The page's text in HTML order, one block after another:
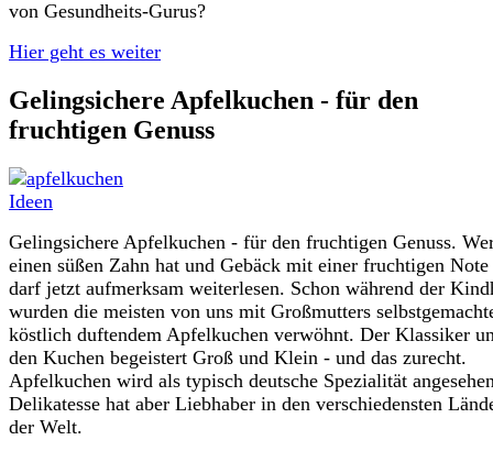
von Gesundheits-Gurus?
Hier geht es weiter
Gelingsichere Apfelkuchen - für den
fruchtigen Genuss
Gelingsichere Apfelkuchen - für den fruchtigen Genuss.
einen süßen Zahn hat und Gebäck mit einer fruchtigen
darf jetzt aufmerksam weiterlesen. Schon während der
wurden die meisten von uns mit Großmutters
köstlich duftendem Apfelkuchen verwöhnt. Der Klassiker
den Kuchen begeistert Groß und Klein - und das zurecht.
Apfelkuchen wird als typisch deutsche Spezialität
Delikatesse hat aber Liebhaber in den verschiedensten
der Welt.